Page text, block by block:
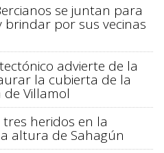
se juntan para
brindar por sus vecinas
advierte de la
la cubierta de la
Villamol
heridos en la
altura de Sahagún